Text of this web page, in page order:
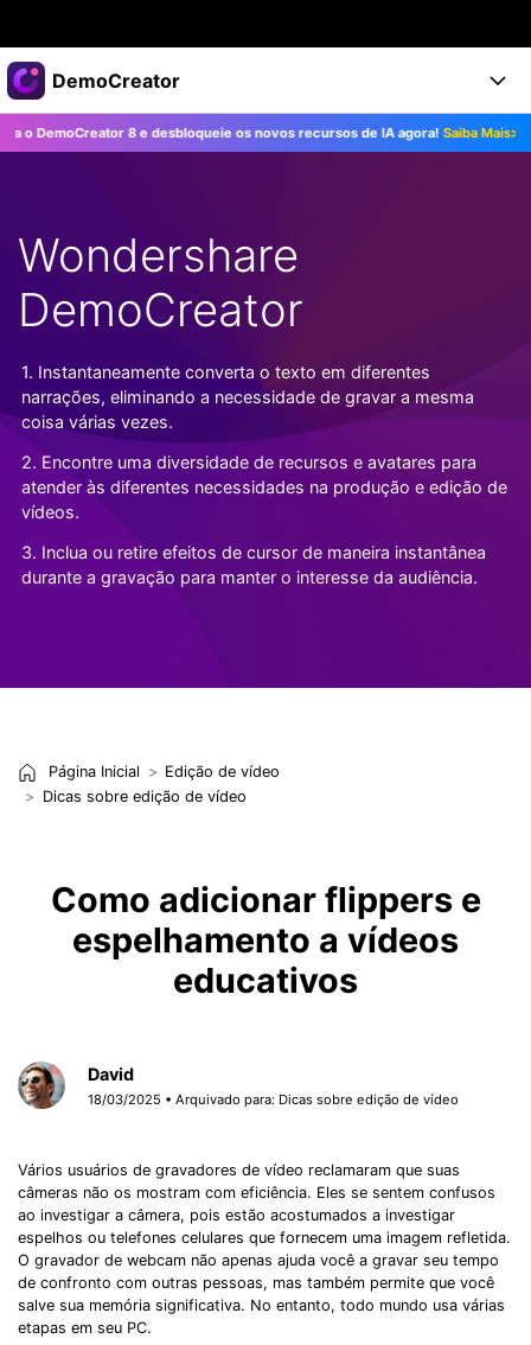
Produtos em destaque
Criatividade digital com IA generativa
Utilitários
Negócios
Sala de imprensa
Loja
Suporte
DemoCreator
Produtos
Recursos
Todos os recursos >
Recursos de IA
Dicas de IA
Todos os recursos de IA >
Soluções
DemoCreator para
Blog
Mais Soluções >
Central de Ajuda
Começe a Usar
Suporte
TESTE GRÁTIS COMPRE AGORA
Entrar
8 e desbloqueie os novos recursos de IA agora!Saiba Mais>>
Wondershare
DemoCreator
1. Instantaneamente converta o texto em diferentes
narrações, eliminando a necessidade de gravar a mesma
coisa várias vezes.
2. Encontre uma diversidade de recursos e avatares para
atender às diferentes necessidades na produção e edição de
vídeos.
3. Inclua ou retire efeitos de cursor de maneira instantânea
durante a gravação para manter o interesse da audiência.
Página Inicial
Edição de vídeo
Dicas sobre edição de vídeo
Como adicionar flippers e
espelhamento a vídeos
educativos
David
18/03/2025 • Arquivado para: Dicas sobre edição de vídeo
Vários usuários de gravadores de vídeo reclamaram que suas
câmeras não os mostram com eficiência. Eles se sentem confusos
ao investigar a câmera, pois estão acostumados a investigar
espelhos ou telefones celulares que fornecem uma imagem refletida.
O gravador de webcam não apenas ajuda você a gravar seu tempo
de confronto com outras pessoas, mas também permite que você
salve sua memória significativa. No entanto, todo mundo usa várias
etapas em seu PC.